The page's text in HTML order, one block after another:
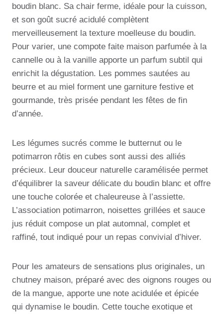
boudin blanc. Sa chair ferme, idéale pour la cuisson,
et son goût sucré acidulé complètent
merveilleusement la texture moelleuse du boudin.
Pour varier, une compote faite maison parfumée à la
cannelle ou à la vanille apporte un parfum subtil qui
enrichit la dégustation. Les pommes sautées au
beurre et au miel forment une garniture festive et
gourmande, très prisée pendant les fêtes de fin
d’année.
Les légumes sucrés comme le butternut ou le
potimarron rôtis en cubes sont aussi des alliés
précieux. Leur douceur naturelle caramélisée permet
d’équilibrer la saveur délicate du boudin blanc et offre
une touche colorée et chaleureuse à l’assiette.
L’association potimarron, noisettes grillées et sauce
jus réduit compose un plat automnal, complet et
raffiné, tout indiqué pour un repas convivial d’hiver.
Pour les amateurs de sensations plus originales, un
chutney maison, préparé avec des oignons rouges ou
de la mangue, apporte une note acidulée et épicée
qui dynamise le boudin. Cette touche exotique et